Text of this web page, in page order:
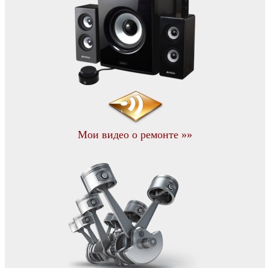
Мои видео о ремонте »»